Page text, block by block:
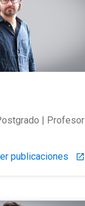
| Profesor
publicaciones
launch